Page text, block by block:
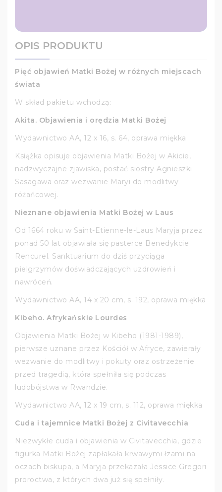
OPIS PRODUKTU
Pięć objawień Matki Bożej w różnych miejscach
świata
W skład pakietu wchodzą:
Akita. Objawienia i orędzia Matki Bożej
Wydawnictwo AA, 12 x 16, s. 64, oprawa miękka
Książka opisuje objawienia Matki Bożej w Akicie,
nadzwyczajne zjawiska, postać siostry Agnieszki
Sasagawa oraz wezwanie Maryi do modlitwy
różańcowej.
Nieznane objawienia Matki Bożej w Laus
Od 1664 roku w Saint-Etienne-le-Laus Maryja przez
ponad 50 lat objawiała się pasterce Benedykcie
Rencurel. Sanktuarium do dziś przyciąga
pielgrzymów doświadczających uzdrowień i
nawróceń.
Wydawnictwo AA, 14 x 20 cm, s. 192, oprawa miękka
Kibeho. Afrykańskie Lourdes
Objawienia Matki Bożej w Kibeho (1981-1989),
pierwsze uznane przez Kościół w Afryce, zawierały
wezwanie do modlitwy i pokuty oraz ostrzeżenie
przed tragedią, która spełniła się podczas
ludobójstwa w Rwandzie.
Wydawnictwo AA, 12 x 19 cm, s. 112, oprawa miękka
Cuda i tajemnice Matki Bożej z Civitavecchia
Niezwykłe cuda i objawienia w Civitavecchia, gdzie
figurka Matki Bożej zapłakała krwawymi łzami na
oczach biskupa, a Maryja przekazała Jessice Gregori
proroctwa, z których dwa już się spełniły.